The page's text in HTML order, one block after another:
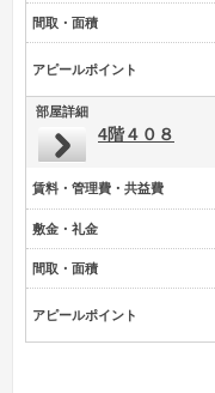
間取・面積
アピールポイント
部屋詳細
4階４０８
賃料・管理費・共益費
敷金・礼金
間取・面積
アピールポイント